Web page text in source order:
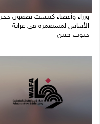
وزراء وأعضاء كنيست يضعون حجر
الأساس لمستعمرة في عرابة
جنوب جنين